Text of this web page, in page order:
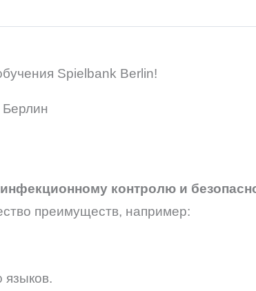
Spielbank Berlin!
контролю и
преимуществ, например:
языков.